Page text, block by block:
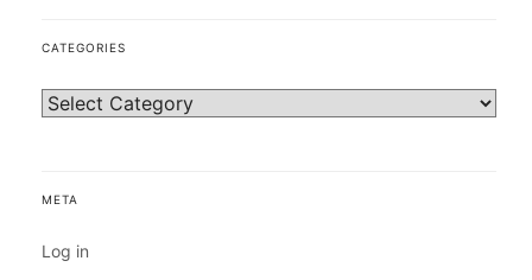
CATEGORIES
META
Log in